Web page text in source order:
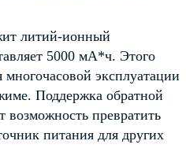
литий-ионный
5000 мА*ч. Этого
многочасовой эксплуатации
Поддержка обратной
возможность превратить
питания для других